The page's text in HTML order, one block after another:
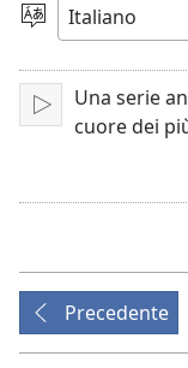
Scegli
lingua
Play
Una serie
cuore dei
Precedente